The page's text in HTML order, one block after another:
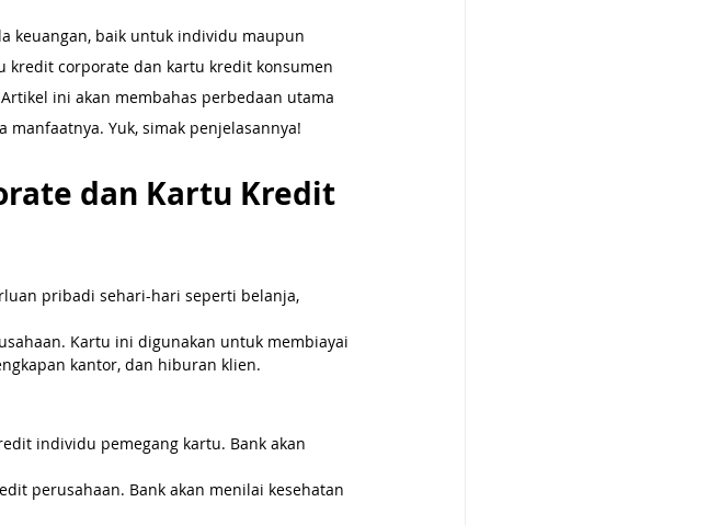
keuangan, baik untuk individu maupun
kredit corporate dan kartu kredit konsumen
ini akan membahas perbedaan utama
Yuk, simak penjelasannya!
dan Kartu Kredit
pribadi sehari-hari seperti belanja,
Kartu ini digunakan untuk membiayai
kantor, dan hiburan klien.
individu pemegang kartu. Bank akan
perusahaan. Bank akan menilai kesehatan